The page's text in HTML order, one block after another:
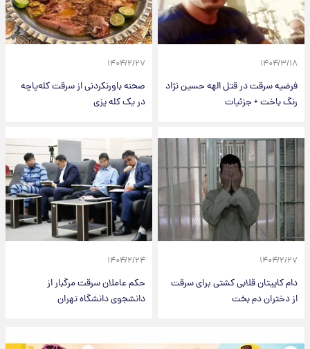
۱۴۰۴/۳/۱۸
فرضیه سرقت در قتل الهه حسین نژاد
رنگ باخت + جزئیات
۱۴۰۴/۲/۲۷
صحنه باورنکردنی از سرقت کله‌پاچه
در یک کله پزی
۱۴۰۴/۲/۲۷
دام کاپیتان قلابی کشتی برای سرقت
از دختران دم بخت
۱۴۰۴/۲/۲۴
حکم عاملان سرقت مرگبار از
دانشجوی دانشگاه تهران